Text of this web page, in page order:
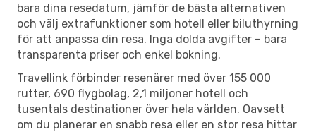
bara dina resedatum, jämför de bästa alternativen
och välj extrafunktioner som hotell eller biluthyrning
för att anpassa din resa. Inga dolda avgifter – bara
transparenta priser och enkel bokning.
Travellink förbinder resenärer med över 155 000
rutter, 690 flygbolag, 2,1 miljoner hotell och
tusentals destinationer över hela världen. Oavsett
om du planerar en snabb resa eller en stor resa hittar